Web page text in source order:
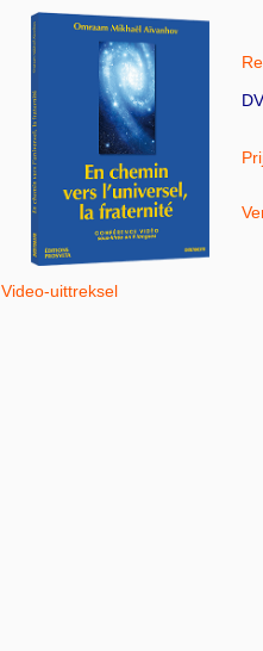
Video-uittreksel